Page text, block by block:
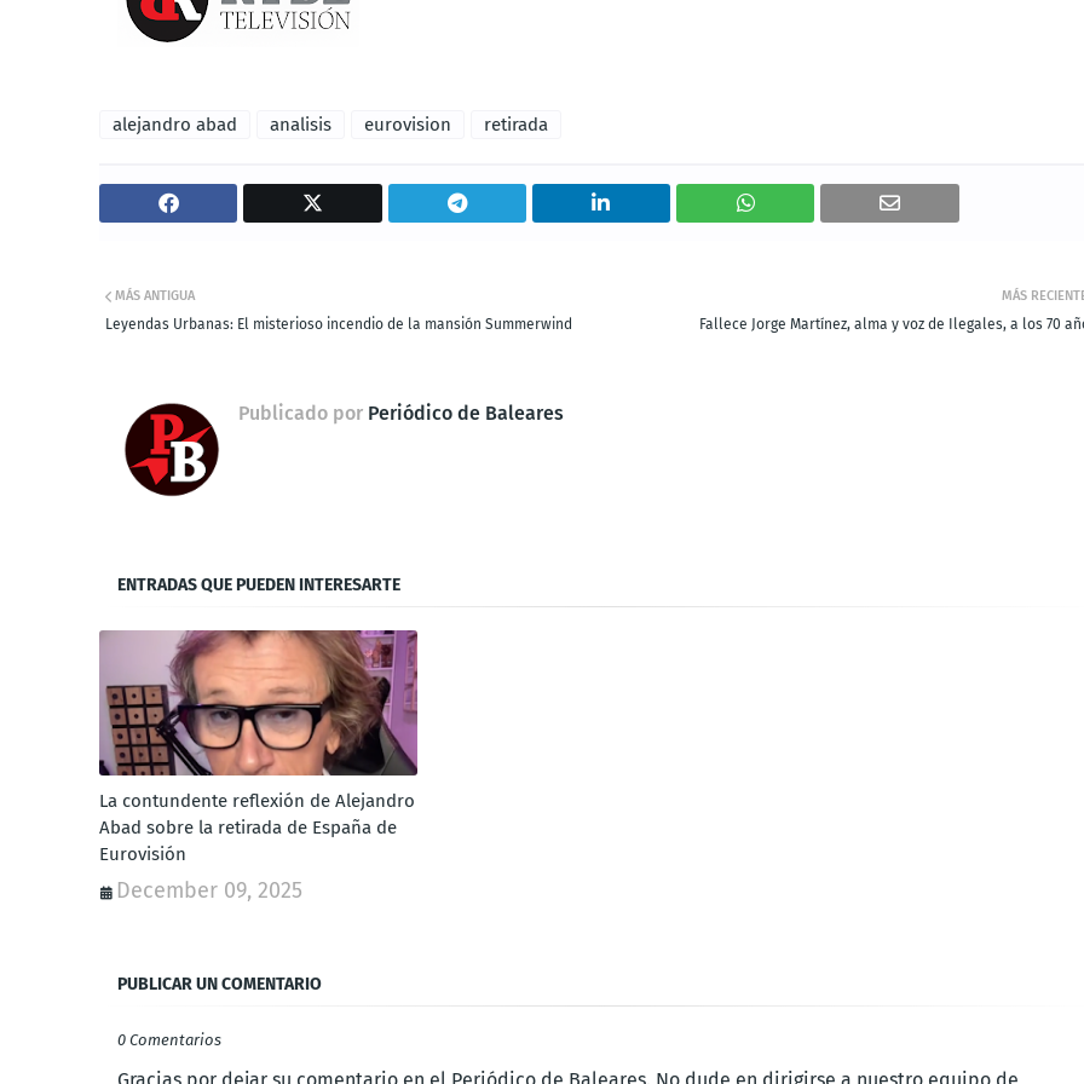
alejandro abad analisis eurovision retirada
MÁS
Fallece Jorge Martínez, alma y voz de Ilegales, a los 70
MÁS ANTIGUA
Leyendas Urbanas: El misterioso incendio de la mansión Summerwind
Publicado por Periódico de Baleares
ENTRADAS QUE PUEDEN INTERESARTE
La contundente reflexión de Alejandro
Abad sobre la retirada de España de
Eurovisión
December 09, 2025
PUBLICAR UN COMENTARIO
0 Comentarios
Gracias por dejar su comentario en el Periódico de Baleares. No dude en dirigirse a nuestro equipo de